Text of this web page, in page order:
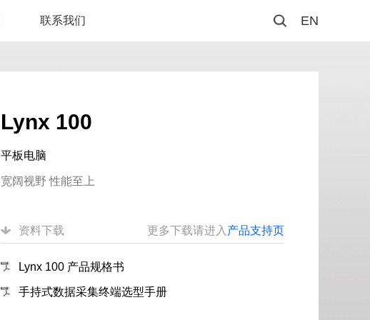
联系我们 EN
Lynx 100
平板电脑
宽阔视野 性能至上
资料下载 更多下载请进入 产品支持页
Lynx 100 产品规格书
手持式数据采集终端选型手册